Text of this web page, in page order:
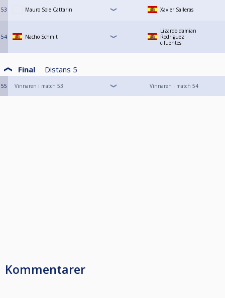
53 Mauro Sole Cattarin Xavier Salleras
54 Nacho Schmit
Lizardo damian
Rodríguez
cifuentes
Final Distans 5
55 Vinnaren i match 53 Vinnaren i match 54
Kommentarer